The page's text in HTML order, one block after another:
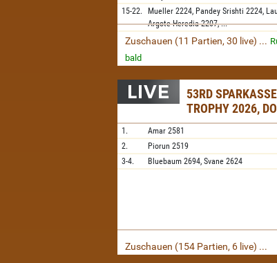
15-22. Mueller 2224, Pandey Srishti 2224, Lau
Argote Heredia 2207,...
Zuschauen (11 Partien, 30 live) ...
bald
53RD
TROPHY 2026,
1. Amar 2581
2.
Piorun 2519
3-4.
Bluebaum 2694,Svane 2624
Zuschauen (154 Partien, 6 live) ...